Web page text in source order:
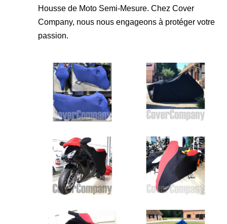
Housse de Moto Semi-Mesure. Chez Cover
Company, nous nous engageons à protéger votre
passion.